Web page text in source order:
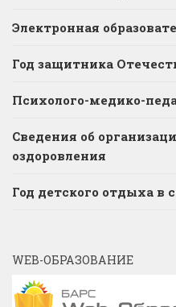
Электронная
Год защитника
Психолого-медико-
Сведения об
оздоровления
Год детского отдыха в
WEB-ОБРАЗОВАНИЕ